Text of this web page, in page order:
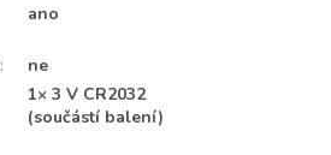
ano
:
ne
1× 3 V CR2032
(součástí balení)